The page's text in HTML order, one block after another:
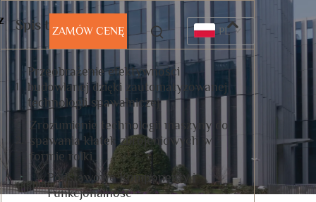
ZAMÓW CENĘ PL
Spis treści
Przeobrażenie efektywności
budowlanej dzięki zautomatyzowanej
technologii spawalniczej
Zrozumienie technologii maszyny do
spawania klatek zbrojeniowych w
formie rolki
Podstawowe Komponenty i
Funkcjonalność